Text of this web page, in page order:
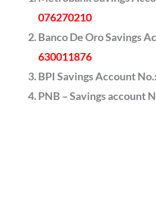
076270210
Banco De Oro Savings
630011876
BPI Savings Account No.:
PNB – Savings account